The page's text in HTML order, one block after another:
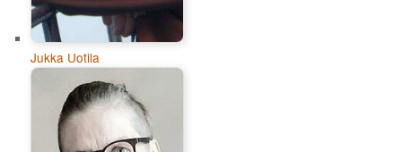
Jukka Uotila